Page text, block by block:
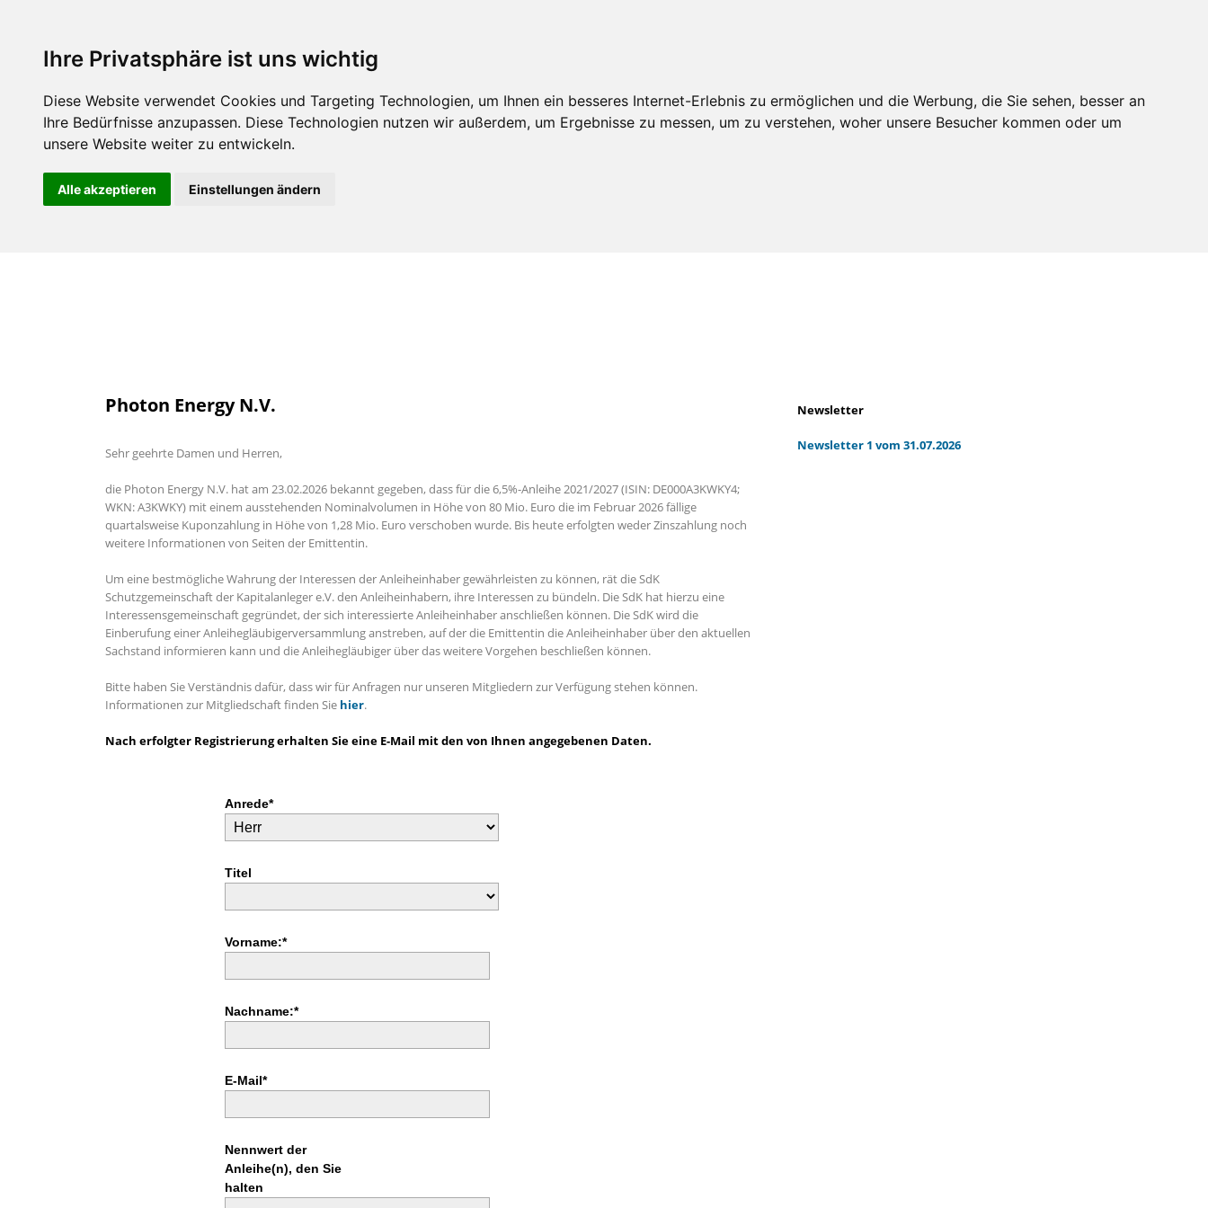
Ihre Privatsphäre ist uns wichtig
Diese Website verwendet Cookies und Targeting Technologien, um Ihnen ein besseres Internet-Erlebnis zu ermöglichen und die Werbung, die Sie sehen, besser an
Ihre Bedürfnisse anzupassen. Diese Technologien nutzen wir außerdem, um Ergebnisse zu messen, um zu verstehen, woher unsere Besucher kommen oder um
unsere Website weiter zu entwickeln.
Alle akzeptieren Einstellungen ändern
Photon Energy N.V.
Sehr geehrte Damen und Herren,
die Photon Energy N.V. hat am 23.02.2026 bekannt gegeben, dass für die 6,5%-Anleihe 2021/2027 (ISIN: DE000A3KWKY4;
WKN: A3KWKY) mit einem ausstehenden Nominalvolumen in Höhe von 80 Mio. Euro die im Februar 2026 fällige
quartalsweise Kuponzahlung in Höhe von 1,28 Mio. Euro verschoben wurde. Bis heute erfolgten weder Zinszahlung noch
weitere Informationen von Seiten der Emittentin.
Um eine bestmögliche Wahrung der Interessen der Anleiheinhaber gewährleisten zu können, rät die SdK
Schutzgemeinschaft der Kapitalanleger e.V. den Anleiheinhabern, ihre Interessen zu bündeln. Die SdK hat hierzu eine
Interessensgemeinschaft gegründet, der sich interessierte Anleiheinhaber anschließen können. Die SdK wird die
Einberufung einer Anleihegläubigerversammlung anstreben, auf der die Emittentin die Anleiheinhaber über den aktuellen
Sachstand informieren kann und die Anleihegläubiger über das weitere Vorgehen beschließen können.
Bitte haben Sie Verständnis dafür, dass wir für Anfragen nur unseren Mitgliedern zur Verfügung stehen können.
Informationen zur Mitgliedschaft finden Sie hier.
Nach erfolgter Registrierung erhalten Sie eine E-Mail mit den von Ihnen angegebenen Daten.
Anrede*
Titel
Vorname:*
Nachname:*
E-Mail*
Nennwert der
Anleihe(n), den Sie
halten
Newsletter
Newsletter 1 vom 31.07.2026